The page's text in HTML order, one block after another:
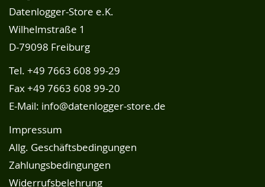
Datenlogger-Store e.K.
Wilhelmstraße 1
D-79098 Freiburg
Tel. +49 7663 608 99-29
Fax +49 7663 608 99-20
E-Mail: info@datenlogger-store.de
Impressum
Allg. Geschäftsbedingungen
Zahlungsbedingungen
Widerrufsbelehrung